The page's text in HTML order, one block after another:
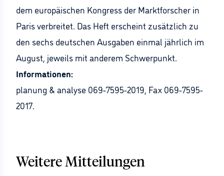
dem europäischen Kongress der Marktforscher in
Paris verbreitet. Das Heft erscheint zusätzlich zu
den sechs deutschen Ausgaben einmal jährlich im
August, jeweils mit anderem Schwerpunkt.
Informationen:
planung & analyse 069-7595-2019, Fax 069-7595-
2017.
Weitere Mitteilungen